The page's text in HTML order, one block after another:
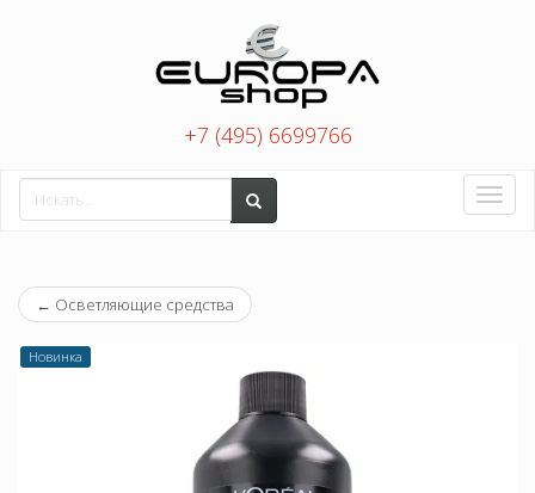
+7 (495) 6699766
Toggle
← Осветляющие средства
Новинка